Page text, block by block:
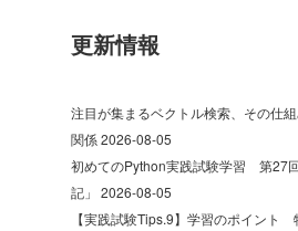
更新情報
注目が集まるベクトル検索、その仕
関係2026-08-05
初めてのPython実践試験学習 第27
記」 2026-08-05
【実践試験Tips.9】学習のポイント